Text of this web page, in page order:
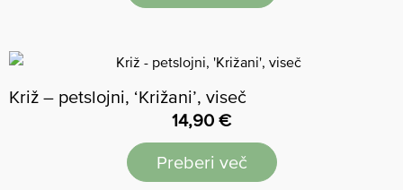
Križ – petslojni, ‘Križani’, viseč
14,90 €
Preberi več